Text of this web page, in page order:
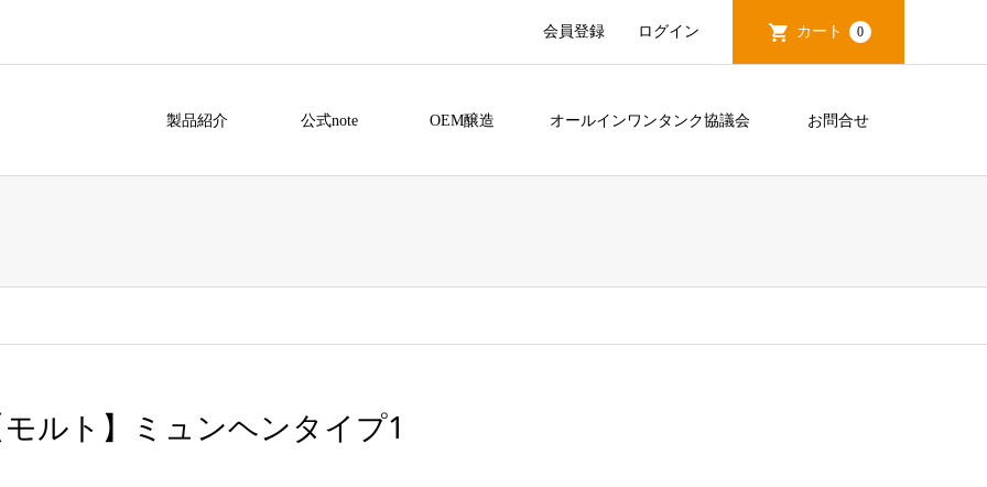
会員登録 ログイン カート 0
製品紹介 公式note OEM醸造 オールインワンタンク協議会 お問合せ
ルト】ミュンヘンタイプ1